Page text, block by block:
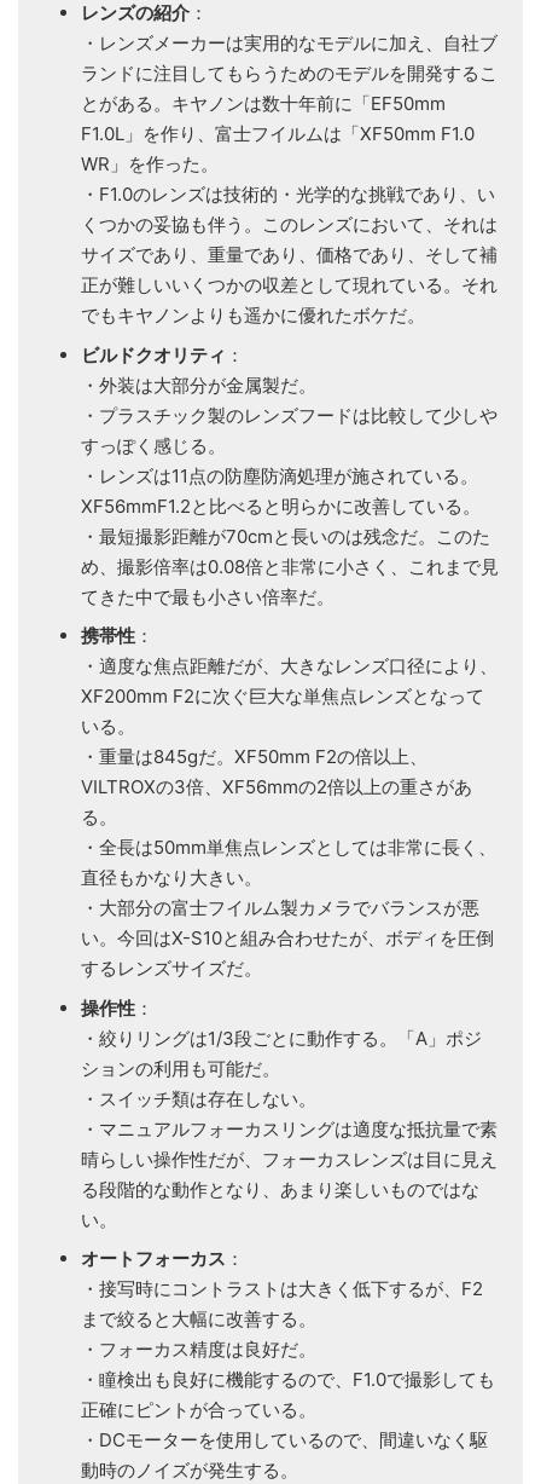
レンズの紹介 ：
・レンズメーカーは実用的なモデルに加え、自社ブ
ランドに注目してもらうためのモデルを開発するこ
とがある。キヤノンは数十年前に「EF50mm
F1.0L」を作り、富士フイルムは「XF50mm F1.0
WR」を作った。
・F1.0のレンズは技術的・光学的な挑戦であり、い
くつかの妥協も伴う。このレンズにおいて、それは
サイズであり、重量であり、価格であり、そして補
正が難しいいくつかの収差として現れている。それ
でもキヤノンよりも遥かに優れたボケだ。
ビルドクオリティ ：
・外装は大部分が金属製だ。
・プラスチック製のレンズフードは比較して少しや
すっぽく感じる。
・レンズは11点の防塵防滴処理が施されている。
XF56mmF1.2と比べると明らかに改善している。
・最短撮影距離が70cmと長いのは残念だ。このた
め、撮影倍率は0.08倍と非常に小さく、これまで見
てきた中で最も小さい倍率だ。
携帯性 ：
・適度な焦点距離だが、大きなレンズ口径により、
XF200mm F2に次ぐ巨大な単焦点レンズとなって
いる。
・重量は845gだ。XF50mm F2の倍以上、
VILTROXの3倍、XF56mmの2倍以上の重さがあ
る。
・全長は50mm単焦点レンズとしては非常に長く、
直径もかなり大きい。
・大部分の富士フイルム製カメラでバランスが悪
い。今回はX-S10と組み合わせたが、ボディを圧倒
するレンズサイズだ。
操作性 ：
・絞りリングは1/3段ごとに動作する。「A」ポジ
ションの利用も可能だ。
・スイッチ類は存在しない。
・マニュアルフォーカスリングは適度な抵抗量で素
晴らしい操作性だが、フォーカスレンズは目に見え
る段階的な動作となり、あまり楽しいものではな
い。
オートフォーカス ：
・接写時にコントラストは大きく低下するが、F2
まで絞ると大幅に改善する。
・フォーカス精度は良好だ。
・瞳検出も良好に機能するので、F1.0で撮影しても
正確にピントが合っている。
・DCモーターを使用しているので、間違いなく駆
動時のノイズが発生する。